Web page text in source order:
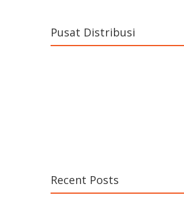
Pusat Distribusi
Recent Posts